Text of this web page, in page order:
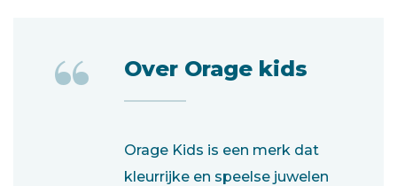
“ Over Orage kids
Orage Kids is een merk dat
kleurrijke en speelse juwelen